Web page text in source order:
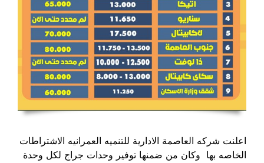
اعلنت شركه العاصمة الادارية للتنميه العمرانيه الاشتراطات
الخاصه بها وكان من ضمنها توفير وحدات جراج لكل وحدة